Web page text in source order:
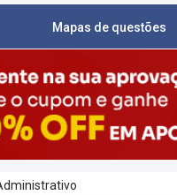
Mapas de questões